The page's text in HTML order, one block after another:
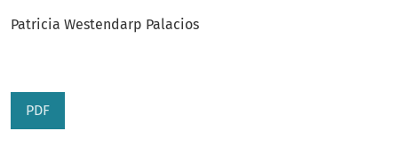
Patricia Westendarp Palacios
PDF